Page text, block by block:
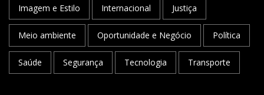
Imagem e Estilo Internacional Justiça
Meio ambiente Oportunidade e Negócio Política
Saúde Segurança Tecnologia Transporte